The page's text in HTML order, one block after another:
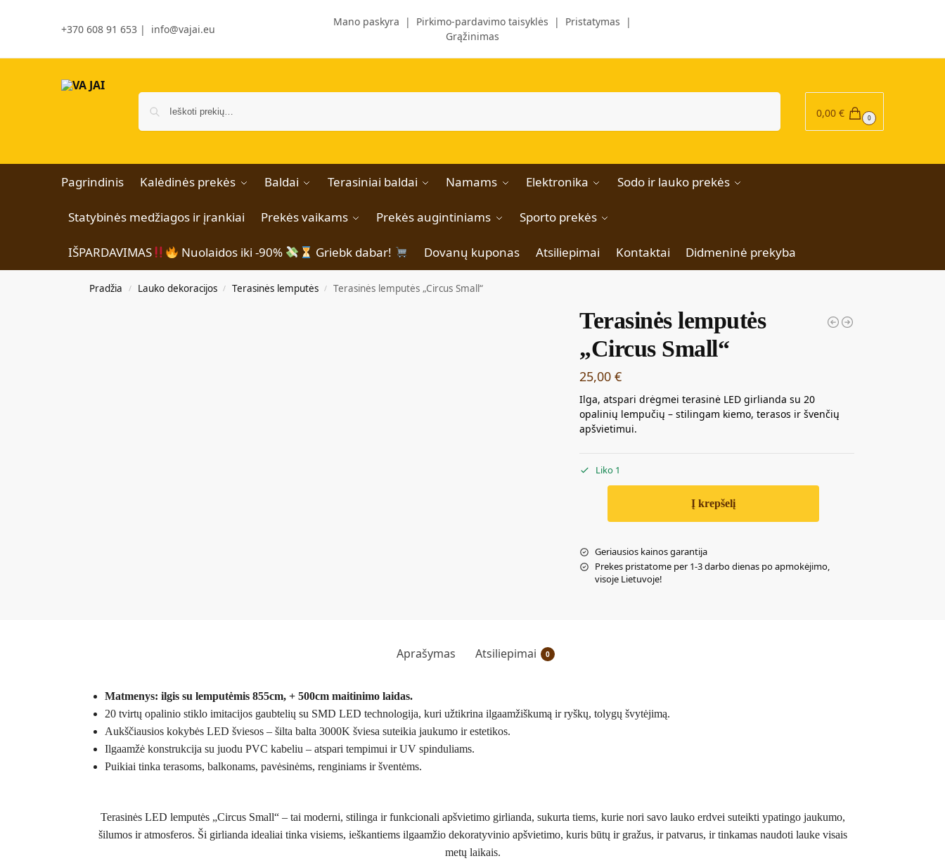
+370 608 91 653 | info@vajai.eu
Mano paskyra | Pirkimo-pardavimo taisyklės | Pristatymas |
Grąžinimas
0,00 € 0
Pagrindinis Kalėdinės prekės Baldai Terasiniai baldai Namams Elektronika Sodo ir lauko prekės
Statybinės medžiagos ir įrankiai Prekės vaikams Prekės augintiniams Sporto prekės
IŠPARDAVIMAS Nuolaidos iki -90% Griebk dabar! Dovanų kuponas Atsiliepimai Kontaktai Didmeninė prekyba
Pradžia / Lauko dekoracijos / Terasinės lemputės / Terasinės lemputės „Circus Small“
Terasinės lemputės
„Circus Small“
25,00€
Ilga, atspari drėgmei terasinė LED girlianda su 20
opalinių lempučių – stilingam kiemo, terasos ir švenčių
apšvietimui.
Liko 1
Į krepšelį
Geriausios kainos garantija
Prekes pristatome per 1-3 darbo dienas po apmokėjimo,
visoje Lietuvoje!
Aprašymas Atsiliepimai 0
Matmenys: ilgis su lemputėmis 855cm, + 500cm maitinimo laidas.
20 tvirtų opalinio stiklo imitacijos gaubtelių su SMD LED technologija, kuri užtikrina ilgaamžiškumą ir ryškų, tolygų švytėjimą.
Aukščiausios kokybės LED šviesos – šilta balta 3000K šviesa suteikia jaukumo ir estetikos.
Ilgaamžė konstrukcija su juodu PVC kabeliu – atspari tempimui ir UV spinduliams.
Puikiai tinka terasoms, balkonams, pavėsinėms, renginiams ir šventėms.
Terasinės LED lemputės „Circus Small“ – tai moderni, stilinga ir funkcionali apšvietimo girlianda, sukurta tiems, kurie nori savo lauko erdvei suteikti ypatingo jaukumo,
šilumos ir atmosferos. Ši girlianda idealiai tinka visiems, ieškantiems ilgaamžio dekoratyvinio apšvietimo, kuris būtų ir gražus, ir patvarus, ir tinkamas naudoti lauke visais
metų laikais.